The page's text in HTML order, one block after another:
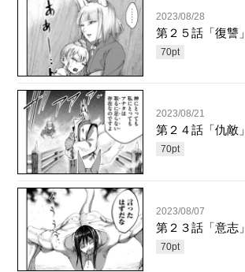
2023/08/28
第２５話「復讐」
70pt
2023/08/21
第２４話「仇敵」
70pt
2023/08/07
第２３話「意志」
70pt